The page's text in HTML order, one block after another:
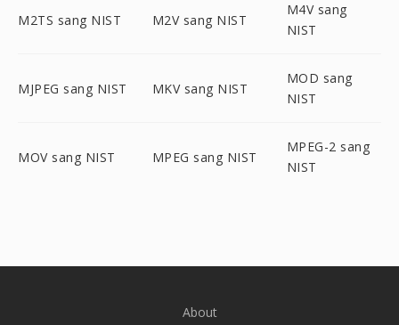
M2TS sang NIST M2V sang NIST
M4V sang
NIST
MJPEG sang NIST MKV sang NIST
MOD sang
NIST
MOV sang NIST MPEG sang NIST
MPEG-2 sang
NIST
About